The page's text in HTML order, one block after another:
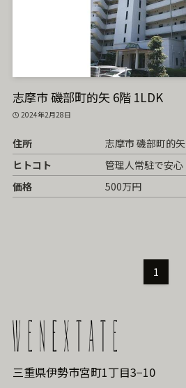
志摩市 磯部町的矢 6階 1LDK
2024年2月28日
住所
志摩市 磯部町的矢
ヒトコト
管理人常駐で安心
価格
500万円
1
三重県伊勢市宮町1丁目3−10